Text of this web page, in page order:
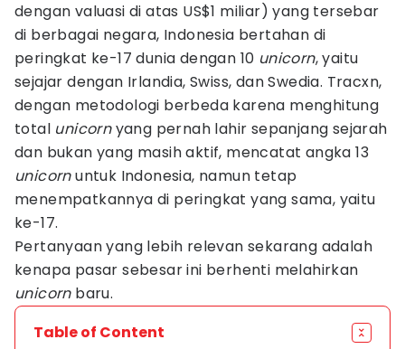
dengan valuasi di atas US$1 miliar) yang tersebar
di berbagai negara, Indonesia bertahan di
peringkat ke-17 dunia dengan 10 unicorn, yaitu
sejajar dengan Irlandia, Swiss, dan Swedia. Tracxn,
dengan metodologi berbeda karena menghitung
total unicornyang pernah lahir sepanjang sejarah
dan bukan yang masih aktif, mencatat angka 13
unicornuntuk Indonesia, namun tetap
menempatkannya di peringkat yang sama, yaitu
ke-17.
Pertanyaan yang lebih relevan sekarang adalah
kenapa pasar sebesar ini berhenti melahirkan
unicorn baru.
Table of Content